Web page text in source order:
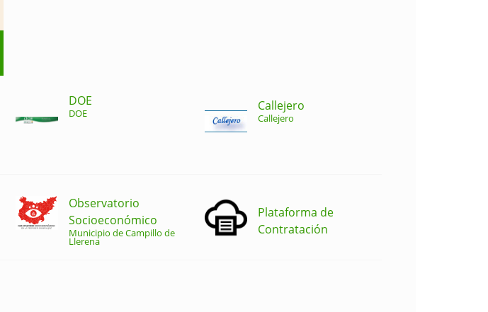
DOE
DOE
Callejero
Callejero
Observatorio
Socioeconómico
Municipio de Campillo de
Llerena
Plataforma de
Contratación